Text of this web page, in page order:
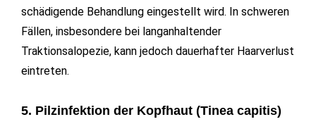
schädigende Behandlung eingestellt wird. In schweren
Fällen, insbesondere bei langanhaltender
Traktionsalopezie, kann jedoch dauerhafter Haarverlust
eintreten.
5. Pilzinfektion der Kopfhaut (Tinea capitis)